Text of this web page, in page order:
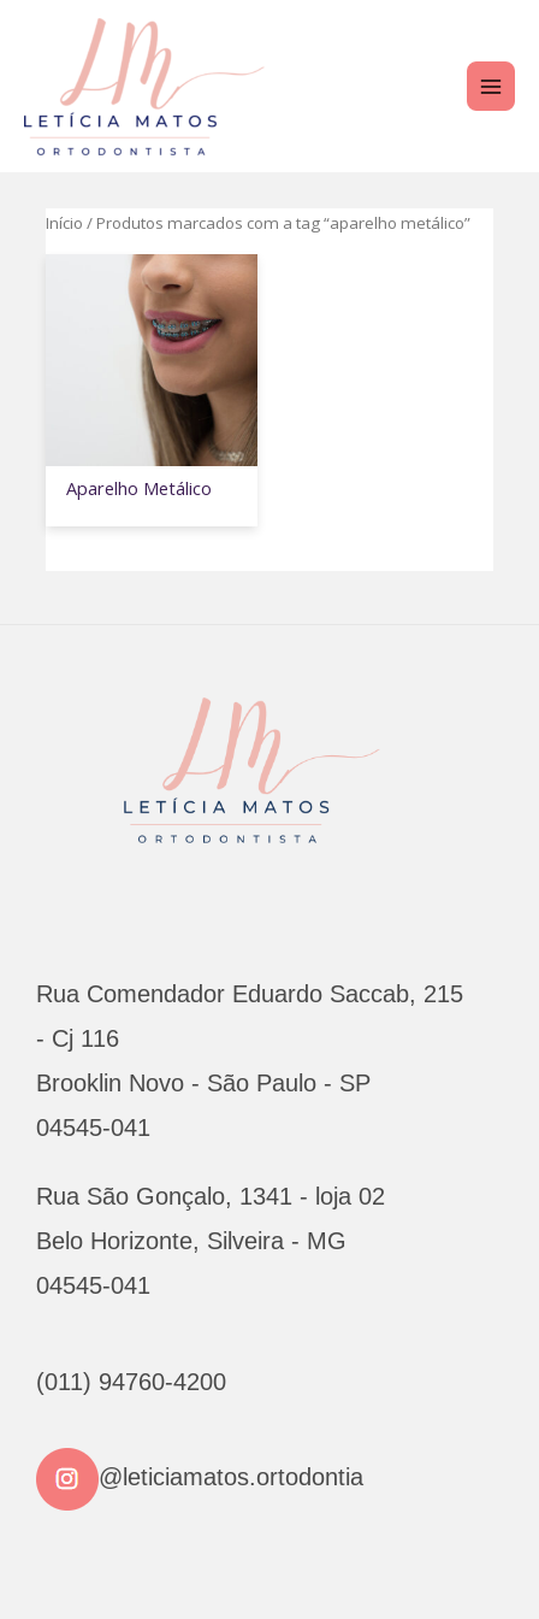
conteúdo
Início / Produtos marcados com a tag “aparelho metálico”
Aparelho Metálico
Rua Comendador Eduardo Saccab, 215
- Cj 116
Brooklin Novo - São Paulo - SP
04545-041
Rua São Gonçalo, 1341 - loja 02
Belo Horizonte, Silveira - MG
04545-041
(011) 94760-4200
@leticiamatos.ortodontia